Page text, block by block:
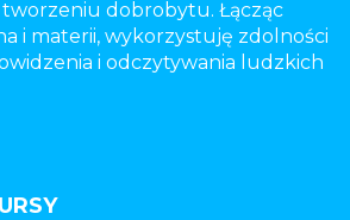
tworzeniu dobrobytu. Łącząc
i materii, wykorzystuję zdolności
i odczytywania ludzkich